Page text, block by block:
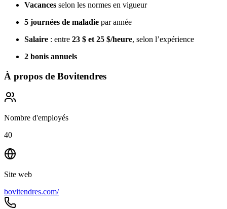
Vacances selon les normes en vigueur
5 journées de maladie par année
Salaire : entre 23 $ et 25 $/heure, selon l’expérience
2 bonis annuels
À propos de Bovitendres
Nombre d'employés
40
Site web
bovitendres.com/